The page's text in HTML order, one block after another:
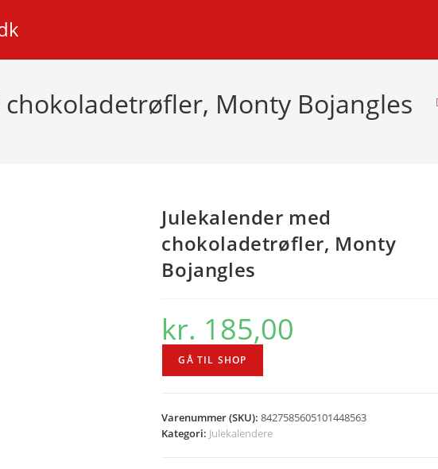
Monty Bojangles
Julekalender med
chokoladetrøfler, Monty
Bojangles
kr. 185,00
GÅ TIL SHOP
Varenummer (SKU):8427585605101448563
Kategori: Julekalendere